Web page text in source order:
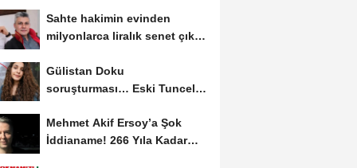
Sahte hakimin evinden
milyonlarca liralık senet çıktı:
Gülistan Doku
soruşturması… Eski Tunceli
Mehmet Akif Ersoy’a Şok
İddianame! 266 Yıla Kadar